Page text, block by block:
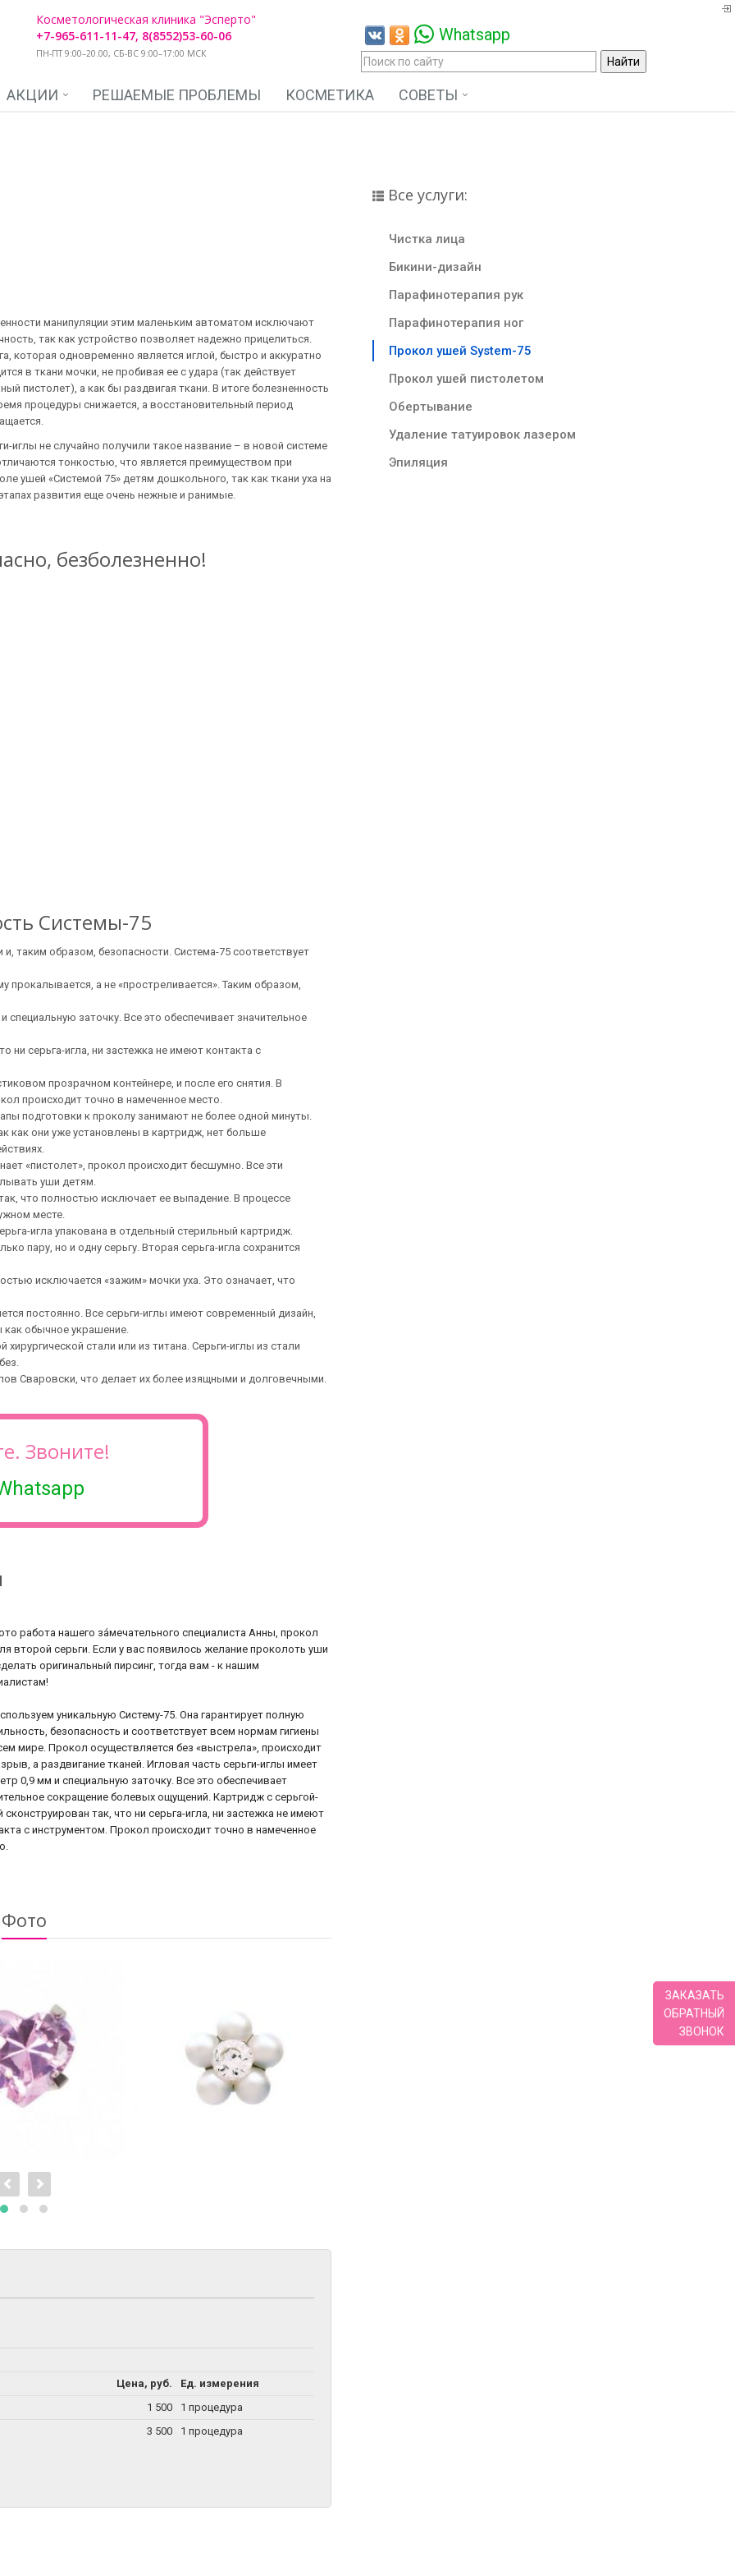
Косметологическая клиника "Эсперто"
+7-965-611-11-47, 8(8552)53-60-06
ПН-ПТ 9:00–20.00, СБ-ВС 9:00–17:00 МСК
Whatsapp
АКЦИИ РЕШАЕМЫЕ ПРОБЛЕМЫ КОСМЕТИКА СОВЕТЫ
манипуляции этим маленьким автоматом исключают
так как устройство позволяет надежно прицелиться.
которая одновременно является иглой, быстро и аккуратно
в ткани мочки, не пробивая ее с удара (так действует
пистолет), а как бы раздвигая ткани. В итоге болезненность
процедуры снижается, а восстановительный период
иглы не случайно получили такое название – в новой системе
тонкостью, что является преимуществом при
ушей «Системой 75» детям дошкольного, так как ткани уха на
развития еще очень нежные и ранимые.
безболезненно!
Системы-75
таким образом, безопасности. Система-75 соответствует
прокалывается, а не «простреливается». Таким образом,
заточку. Все это обеспечивает значительное
ни серьга-игла, ни застежка не имеют контакта с
прозрачном контейнере, и после его снятия. В
происходит точно в намеченное место.
подготовки к проколу занимают не более одной минуты.
как они уже установлены в картридж, нет больше
«пистолет», прокол происходит бесшумно. Все эти
уши детям.
что полностью исключает ее выпадение. В процессе
месте.
игла упакована в отдельный стерильный картридж.
пару, но и одну серьгу. Вторая серьга-игла сохранится
исключается «зажим» мочки уха. Это означает, что
постоянно. Все серьги-иглы имеют современный дизайн,
обычное украшение.
стали или из титана. Серьги-иглы из стали
Сваровски, что делает их более изящными и долговечными.
Звоните!
работа нашего за́мечательного специалиста Анны, прокол
второй серьги. Если у вас появилось желание проколоть уши
оригинальный пирсинг, тогда вам - к нашим
уникальную Систему-75. Она гарантирует полную
безопасность и соответствует всем нормам гигиены
мире. Прокол осуществляется без «выстрела», происходит
а раздвигание тканей. Игловая часть серьги-иглы имеет
0,9 мм и специальную заточку. Все это обеспечивает
сокращение болевых ощущений. Картридж с серьгой-
сконструирован так, что ни серьга-игла, ни застежка не имеют
с инструментом. Прокол происходит точно в намеченное
Фото
Цена, руб.
Ед. измерения
1 500
1 процедура
3 500
1 процедура
Все услуги:
Чистка лица
Бикини-дизайн
Парафинотерапия рук
Парафинотерапия ног
Прокол ушей System-75
Прокол ушей пистолетом
Обертывание
Удаление татуировок лазером
Эпиляция
ЗАКАЗАТЬ
ОБРАТНЫЙ
ЗВОНОК